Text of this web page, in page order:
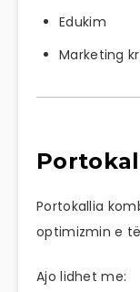
Edukim
Marketing
Portokallia
optimizmin e
Ajo lidhet me: